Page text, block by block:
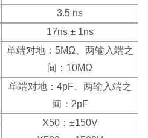
3.5 ns
17ns ± 1ns
单端对地：5MΩ、两输入端之
间：10MΩ
单端对地：4pF、两输入端之
间：2pF
X50：±150V